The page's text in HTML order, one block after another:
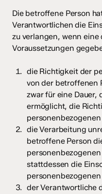
Die betroffene Person
Verantwortlichen die
zu verlangen, wenn eine
Voraussetzungen
die Richtigkeit der
von der betroffenen
zwar für eine Dauer,
ermöglicht, die
die Verarbeitung
betroffene Person
stattdessen die
der Verantwortliche